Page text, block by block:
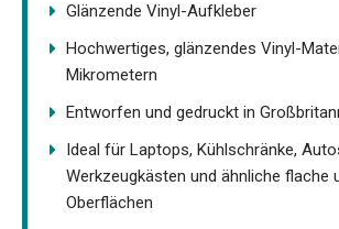
Glänzende Vinyl-Aufkleber
Hochwertiges, glänzendes Vinyl-
Mikrometern
Entworfen und gedruckt in
Ideal für Laptops, Kühlschränke,
Werkzeugkästen und ähnliche flache
Oberflächen